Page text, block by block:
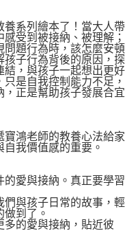
系列繪本了！當大人帶
受到被接納、被理解；
問題行為時，該怎麼安頓
孩子行為背後的原因，探
結，與孩子一起想出更好
是自我控制能力不足，
，正是幫助孩子發展合宜
鴻老師的教養心法給家
我價值感的重要。
愛與接納。真正要學習
與孩子日常的故事，輕
到了。
的愛與接納，貼近彼